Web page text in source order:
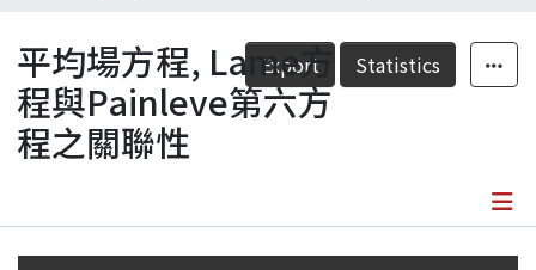
Fundings & Projects
Researchers
Statistics
Export Statistics
平均場方程, Lame方
程與Painleve第六方
程之關聯性
Details